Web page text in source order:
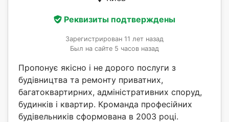
Реквизиты подтверждены
Зарегистрирован 11 лет назад
Был на сайте 5 часов назад
Пропонує якісно і не дорого послуги з
будівництва та ремонту приватних,
багатоквартирних, адміністративних споруд,
будинків і квартир. Кроманда професійних
будівельників сформована в 2003 році.